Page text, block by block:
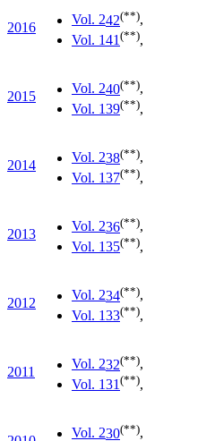
2016
Vol. 242(**),
Vol. 141 (**),
2015
Vol. 240(**),
Vol. 139(**),
2014
Vol. 238(**),
Vol. 137(**),
2013
Vol. 236(**),
Vol. 135(**),
2012
Vol. 234(**),
Vol. 133(**),
2011
Vol. 232(**),
Vol. 131 (**),
Vol. 230(**),